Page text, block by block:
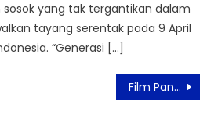
yang tak tergantikan dalam
tayang serentak pada 9 April
“Generasi […]
Film Panggil Aku Ayah, Hadirkan Kasih Keluarga yang Tumbuh Bukan dari Hubungan Darah